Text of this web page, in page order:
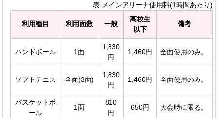
表:メインアリーナ使用料(1時間あたり)
利用種目 利用面数 一般
高校生
以下
備考
ハンドボール 1面
1,830
円
1,460円 全面使用のみ。
ソフトテニス 全面(3面)
1,830
円
1,460円 全面使用のみ。
バスケットボ
ール
1面
810
円
650円 大会時に限る。